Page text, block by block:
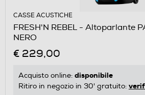
CASSE ACUSTICHE
FRESH'N REBEL - Altoparlante
NERO
€ 229,00
Acquisto online: disponibile
Ritiro in negozio in 30' gratuito: